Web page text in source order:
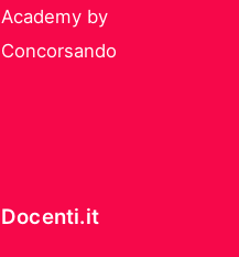
Academy by
Concorsando
Docenti.it